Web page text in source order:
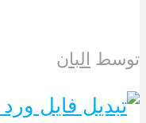
توسط البان